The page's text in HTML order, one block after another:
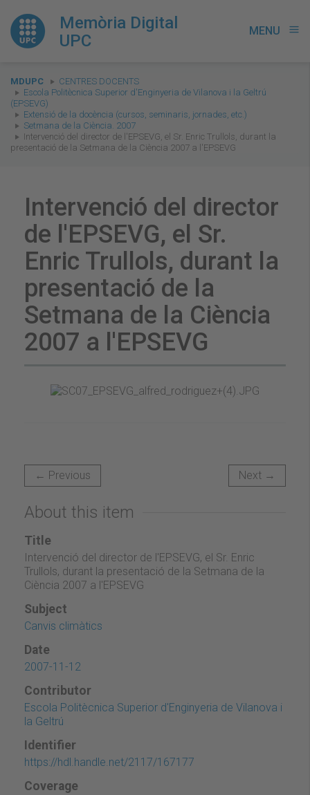
Memòria Digital
UPC
MENU menu
You
are
here:
MDUPC
CENTRES DOCENTS
Escola Politècnica Superior d'Enginyeria de Vilanova i la Geltrú
(EPSEVG)
Extensió de la docència (cursos, seminaris, jornades, etc.)
Setmana de la Ciència. 2007
Intervenció del director de l'EPSEVG, el Sr. Enric Trullols, durant la
presentació de la Setmana de la Ciència 2007 a l'EPSEVG
Intervenció del director
de l'EPSEVG, el Sr.
Enric Trullols, durant la
presentació de la
Setmana de la Ciència
2007 a l'EPSEVG
← Previous Next →
About this item
Title
Intervenció del director de l'EPSEVG, el Sr. Enric
Trullols, durant la presentació de la Setmana de la
Ciència 2007 a l'EPSEVG
Subject
Canvis climàtics
Date
2007-11-12
Contributor
Escola Politècnica Superior d'Enginyeria de Vilanova i
la Geltrú
Identifier
https://hdl.handle.net/2117/167177
Coverage